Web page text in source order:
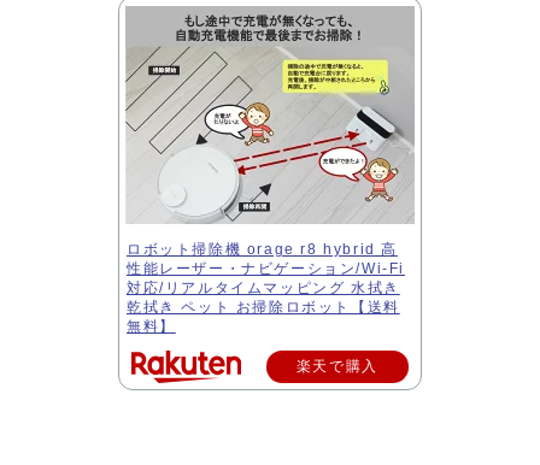
ロボット掃除機 orage r8 hybrid 高
性能レーザー・ナビゲーション/Wi-Fi
対応/リアルタイムマッピング 水拭き
乾拭き ペット お掃除ロボット【送料
無料】
楽天で購入